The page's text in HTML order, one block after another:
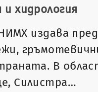
хидрология
издава
В
Силистра…